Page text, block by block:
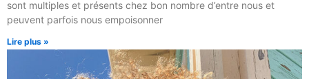
sont multiples et présents chez bon nombre d’entre nous et
peuvent parfois nous empoisonner
Lire plus »